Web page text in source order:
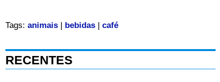
Tags: animais| bebidas| café
RECENTES